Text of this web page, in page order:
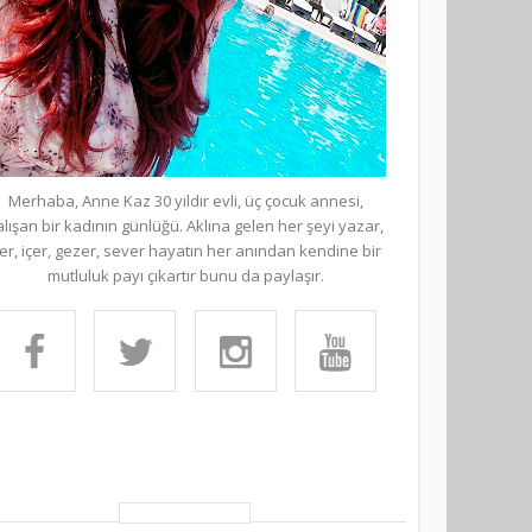
Merhaba, Anne Kaz 30 yıldır evli, üç çocuk annesi,
bir kadının günlüğü. Aklına gelen her şeyi yazar,
içer, gezer, sever hayatın her anından kendine bir
mutluluk payı çıkartır bunu da paylaşır.